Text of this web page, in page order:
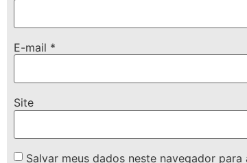
E-mail *
Site
Salvar meus dados neste navegador